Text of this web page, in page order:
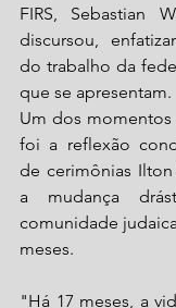
FIRS, Sebastian
discursou,
do trabalho da
que se apresentam.
Um dos
foi a reflexão
de cerimônias
a mudança
comunidade
meses.
"Há 17 meses, a